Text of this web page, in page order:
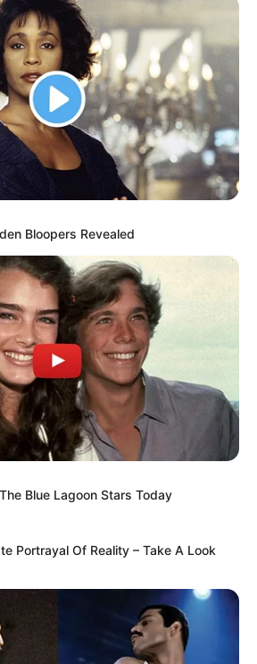
ka marrë formën dhe jemi në rrugën e
vendosur në fillim të sezonit, titullin
Bloopers Revealed
Blue Lagoon Stars Today
Portrayal Of Reality – Take A Look